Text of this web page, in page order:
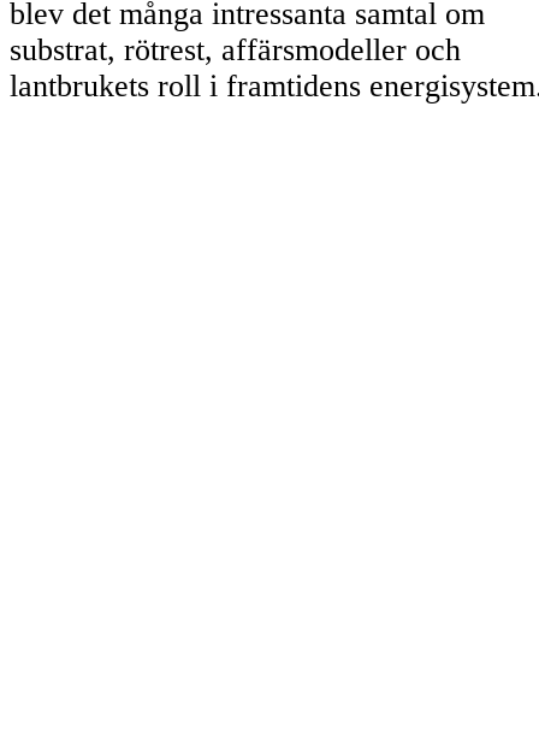
blev det många intressanta samtal om
substrat, rötrest, affärsmodeller och
lantbrukets roll i framtidens